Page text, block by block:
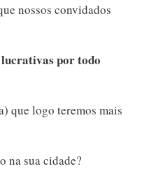
nossos convidados
por todo
que logo teremos mais
na sua cidade?